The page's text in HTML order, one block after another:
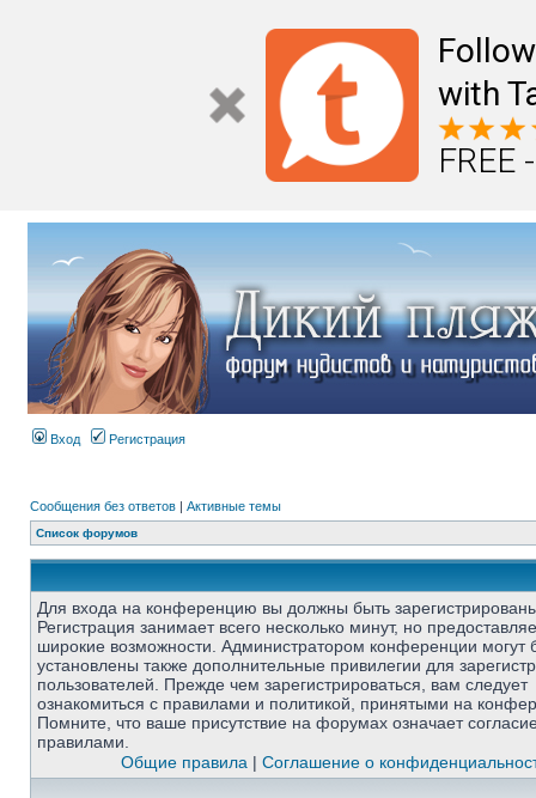
with
FREE
Вход Регистрация
Сообщения без ответов | Активные темы
Список форумов
Для входа на конференцию вы должны быть
Регистрация занимает всего несколько минут, но
широкие возможности. Администратором конференции могут
установлены также дополнительные привилегии для
пользователей. Прежде чем зарегистрироваться, вам следует
ознакомиться с правилами и политикой, принятыми на
Помните, что ваше присутствие на форумах означает
правилами.
Общие правила | Соглашение о